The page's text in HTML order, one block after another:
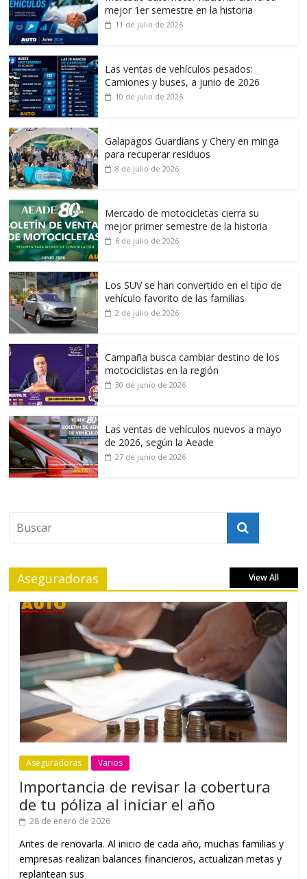
mejor 1er semestre en la historia
11 de julio de 2026
Las ventas de vehículos pesados:
Camiones y buses, a junio de 2026
10 de julio de 2026
Galapagos Guardians y Chery en minga
para recuperar residuos
8 de julio de 2026
Mercado de motocicletas cierra su
mejor primer semestre de la historia
6 de julio de 2026
Los SUV se han convertido en el tipo de
vehículo favorito de las familias
2 de julio de 2026
Campaña busca cambiar destino de los
motociclistas en la región
30 de junio de 2026
Las ventas de vehículos nuevos a mayo
de 2026, según la Aeade
27 de junio de 2026
Aseguradoras View All
Aseguradoras Varios
Importancia de revisar la cobertura
de tu póliza al iniciar el año
28 de enero de 2026
Antes de renovarla. Al inicio de cada año, muchas familias y
empresas realizan balances financieros, actualizan metas y
replantean sus